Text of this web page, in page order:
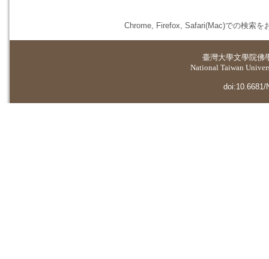
Chrome, Firefox, Safari(Mac)での検索を
臺灣大學文學院佛
National Taiwan
doi:10.6681/